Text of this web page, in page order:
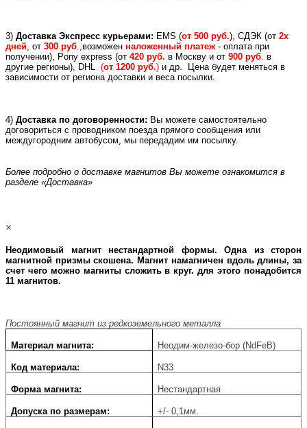
3) Доставка Экспресс курьерами: EMS (от 500 руб.), СДЭК (от 2х
дней, от 300 руб.,возможен наложенный платеж- оплата при
получении), Pony express (от 420 руб. в Москву и от 900 руб. в
другие регионы), DHL (от 1200 руб.) и др.
Цена будет меняться в
зависимости от региона доставки и веса посылки.
4) Доставка по договоренности: Вы можете самостоятельно
договориться с проводником поезда прямого сообщения или
междугородним автобусом, мы передадим им посылку.
Более подробно о доставке магнитов Вы можете ознакомится в
разделе «Доставка»
×
Неодимовый магнит нестандартной формы. Одна из сторон
магнитной призмы скошена. Магнит намагничен вдоль длины, за
счет чего можно магниты сложить в круг. для этого понадобится
11 магнитов.
Постоянный магнит из редкоземельного металла
Материал магнита: Неодим-железо-бор (NdFeB)
Код материала: N33
Форма магнита: Нестандартная
Допуска по размерам: +/- 0,1мм.